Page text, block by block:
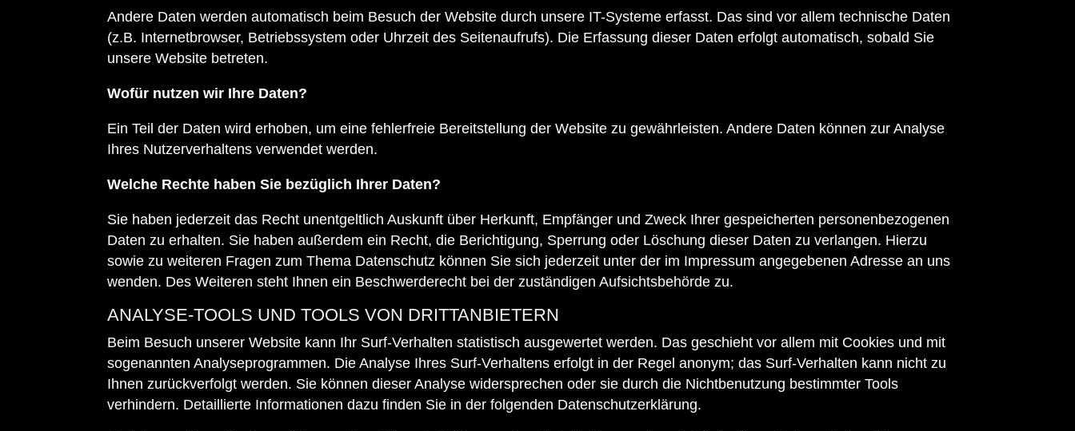
Andere Daten werden automatisch beim Besuch der Website durch unsere IT-Systeme erfasst. Das sind vor allem technische Daten
(z.B. Internetbrowser, Betriebssystem oder Uhrzeit des Seitenaufrufs). Die Erfassung dieser Daten erfolgt automatisch, sobald Sie
unsere Website betreten.
Wofür nutzen wir Ihre Daten?
Ein Teil der Daten wird erhoben, um eine fehlerfreie Bereitstellung der Website zu gewährleisten. Andere Daten können zur Analyse
Ihres Nutzerverhaltens verwendet werden.
Welche Rechte haben Sie bezüglich Ihrer Daten?
Sie haben jederzeit das Recht unentgeltlich Auskunft über Herkunft, Empfänger und Zweck Ihrer gespeicherten personenbezogenen
Daten zu erhalten. Sie haben außerdem ein Recht, die Berichtigung, Sperrung oder Löschung dieser Daten zu verlangen. Hierzu
sowie zu weiteren Fragen zum Thema Datenschutz können Sie sich jederzeit unter der im Impressum angegebenen Adresse an uns
wenden. Des Weiteren steht Ihnen ein Beschwerderecht bei der zuständigen Aufsichtsbehörde zu.
ANALYSE-TOOLS UND TOOLS VON DRITTANBIETERN
Beim Besuch unserer Website kann Ihr Surf-Verhalten statistisch ausgewertet werden. Das geschieht vor allem mit Cookies und mit
sogenannten Analyseprogrammen. Die Analyse Ihres Surf-Verhaltens erfolgt in der Regel anonym; das Surf-Verhalten kann nicht zu
Ihnen zurückverfolgt werden. Sie können dieser Analyse widersprechen oder sie durch die Nichtbenutzung bestimmter Tools
verhindern. Detaillierte Informationen dazu finden Sie in der folgenden Datenschutzerklärung.